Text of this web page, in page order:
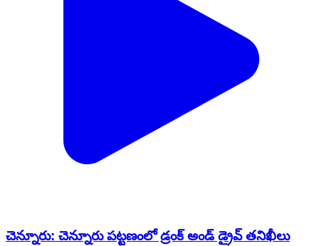
చెన్నూరు: చెన్నూరు పట్టణంలో డ్రంక్ అండ్ డ్రైవ్ తనిఖీలు